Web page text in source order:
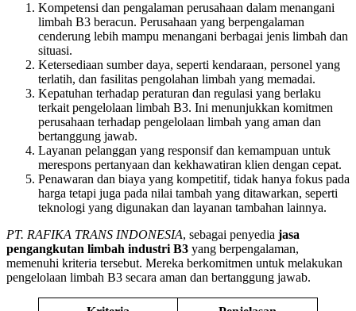
Kompetensi dan pengalaman perusahaan dalam menangani
limbah B3 beracun. Perusahaan yang berpengalaman
cenderung lebih mampu menangani berbagai jenis limbah dan
situasi.
Ketersediaan sumber daya, seperti kendaraan, personel yang
terlatih, dan fasilitas pengolahan limbah yang memadai.
Kepatuhan terhadap peraturan dan regulasi yang berlaku
terkait pengelolaan limbah B3. Ini menunjukkan komitmen
perusahaan terhadap pengelolaan limbah yang aman dan
bertanggung jawab.
Layanan pelanggan yang responsif dan kemampuan untuk
merespons pertanyaan dan kekhawatiran klien dengan cepat.
Penawaran dan biaya yang kompetitif, tidak hanya fokus pada
harga tetapi juga pada nilai tambah yang ditawarkan, seperti
teknologi yang digunakan dan layanan tambahan lainnya.
PT. RAFIKA TRANS INDONESIA, sebagai penyedia jasa
pengangkutan limbah industri B3 yang berpengalaman,
memenuhi kriteria tersebut. Mereka berkomitmen untuk melakukan
pengelolaan limbah B3 secara aman dan bertanggung jawab.